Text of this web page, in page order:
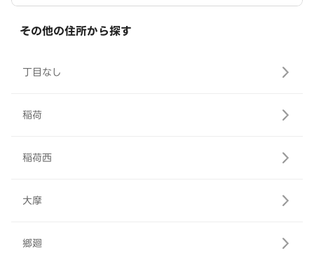
その他の住所から探す
丁目なし
稲荷
稲荷西
大摩
郷廻